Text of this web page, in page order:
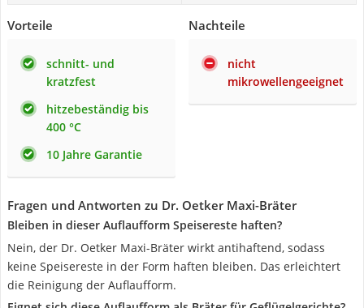
Vorteile
schnitt- und
kratzfest
hitzebeständig bis
400 °C
10 Jahre Garantie
Nachteile
nicht
mikrowellengeeignet
Fragen und Antworten zu Dr. Oetker Maxi-Bräter
Bleiben in dieser Auflaufform Speisereste haften?
Nein, der Dr. Oetker Maxi-Bräter wirkt antihaftend, sodass
keine Speisereste in der Form haften bleiben. Das erleichtert
die Reinigung der Auflaufform.